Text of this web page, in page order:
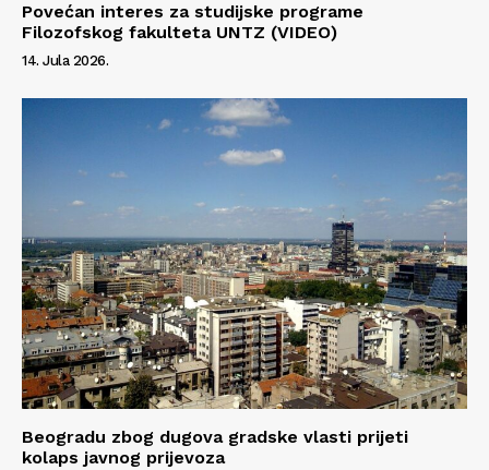
Info
O nama
Kontakt
Impressum
Povećan interes za studijske programe
Filozofskog fakulteta UNTZ (VIDEO)
14. Jula 2026.
Beogradu zbog dugova gradske vlasti prijeti
kolaps javnog prijevoza